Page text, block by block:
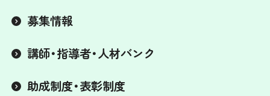
募集情報
講師・指導者・人材バンク
助成制度・表彰制度